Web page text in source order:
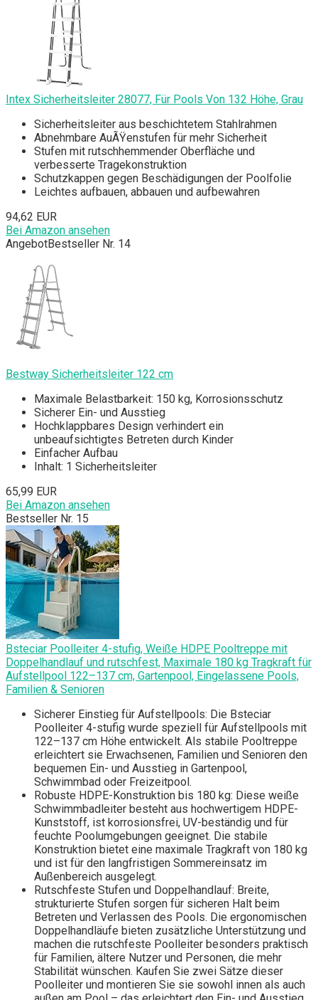
Intex Sicherheitsleiter 28077, Für Pools Von 132 Höhe, Grau
Sicherheitsleiter aus beschichtetem Stahlrahmen
Abnehmbare AuÃŸenstufen für mehr Sicherheit
Stufen mit rutschhemmender Oberfläche und
verbesserte Tragekonstruktion
Schutzkappen gegen Beschädigungen der Poolfolie
Leichtes aufbauen, abbauen und aufbewahren
94,62 EUR
Bei Amazon ansehen
AngebotBestseller Nr. 14
Bestway Sicherheitsleiter 122 cm
Maximale Belastbarkeit: 150 kg, Korrosionsschutz
Sicherer Ein- und Ausstieg
Hochklappbares Design verhindert ein
unbeaufsichtigtes Betreten durch Kinder
Einfacher Aufbau
Inhalt: 1 Sicherheitsleiter
65,99 EUR
Bei Amazon ansehen
Bestseller Nr. 15
Bsteciar Poolleiter 4-stufig, Weiße HDPE Pooltreppe mit
Doppelhandlauf und rutschfest, Maximale 180 kg Tragkraft für
Aufstellpool 122–137 cm, Gartenpool, Eingelassene Pools,
Familien & Senioren
Sicherer Einstieg für Aufstellpools: Die Bsteciar
Poolleiter 4-stufig wurde speziell für Aufstellpools mit
122–137 cm Höhe entwickelt. Als stabile Pooltreppe
erleichtert sie Erwachsenen, Familien und Senioren den
bequemen Ein- und Ausstieg in Gartenpool,
Schwimmbad oder Freizeitpool.
Robuste HDPE-Konstruktion bis 180 kg: Diese weiße
Schwimmbadleiter besteht aus hochwertigem HDPE-
Kunststoff, ist korrosionsfrei, UV-beständig und für
feuchte Poolumgebungen geeignet. Die stabile
Konstruktion bietet eine maximale Tragkraft von 180 kg
und ist für den langfristigen Sommereinsatz im
Außenbereich ausgelegt.
Rutschfeste Stufen und Doppelhandlauf: Breite,
strukturierte Stufen sorgen für sicheren Halt beim
Betreten und Verlassen des Pools. Die ergonomischen
Doppelhandläufe bieten zusätzliche Unterstützung und
machen die rutschfeste Poolleiter besonders praktisch
für Familien, ältere Nutzer und Personen, die mehr
Stabilität wünschen. Kaufen Sie zwei Sätze dieser
Poolleiter und montieren Sie sie sowohl innen als auch